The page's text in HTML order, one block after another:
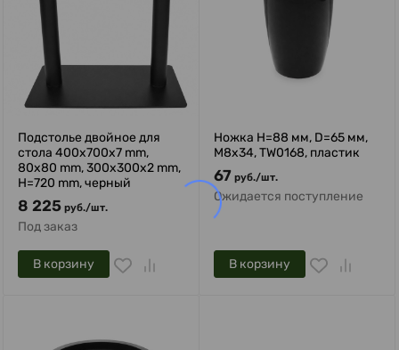
Подстолье двойное для
стола 400х700x7 mm,
80х80 mm, 300x300х2 mm,
H=720 mm, черный
8 225 руб./шт.
Под заказ
В корзину
Ножка H=88 мм, D=65 мм,
М8х34, TW0168, пластик
67 руб./шт.
Ожидается поступление
В корзину